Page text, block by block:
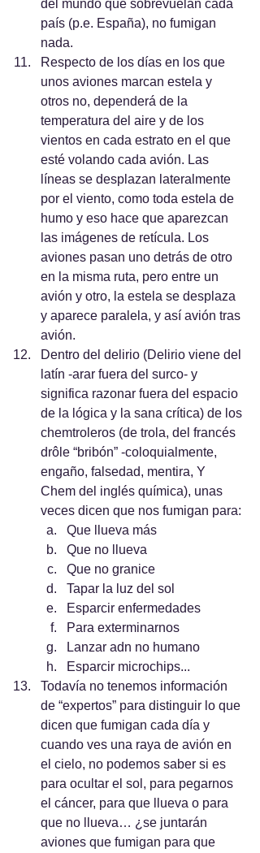
del mundo que sobrevuelan cada
país (p.e. España), no fumigan
nada.
Respecto de los días en los que
unos aviones marcan estela y
otros no, dependerá de la
temperatura del aire y de los
vientos en cada estrato en el que
esté volando cada avión. Las
líneas se desplazan lateralmente
por el viento, como toda estela de
humo y eso hace que aparezcan
las imágenes de retícula. Los
aviones pasan uno detrás de otro
en la misma ruta, pero entre un
avión y otro, la estela se desplaza
y aparece paralela, y así avión tras
avión.
Dentro del delirio (Delirio viene del
latín -arar fuera del surco- y
significa razonar fuera del espacio
de la lógica y la sana crítica) de los
chemtroleros (de trola, del francés
drôle “bribón” -coloquialmente,
engaño, falsedad, mentira, Y
Chem del inglés química), unas
veces dicen que nos fumigan para:
Que llueva más
Que no llueva
Que no granice
Tapar la luz del sol
Esparcir enfermedades
Para exterminarnos
Lanzar adn no humano
Esparcir microchips...
Todavía no tenemos información
de “expertos” para distinguir lo que
dicen que fumigan cada día y
cuando ves una raya de avión en
el cielo, no podemos saber si es
para ocultar el sol, para pegarnos
el cáncer, para que llueva o para
que no llueva… ¿se juntarán
aviones que fumigan para que